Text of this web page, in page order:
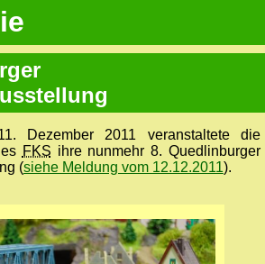
Dezember 2011 veranstaltete die
FKS ihre nunmehr 8. Quedlinburger
(siehe Meldung vom 12.12.2011).